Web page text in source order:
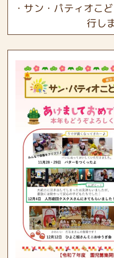
・サン・パティオ
行し